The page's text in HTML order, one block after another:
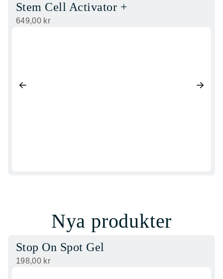
Stem Cell Activator +
649,00 kr
Nya produkter
Stop On Spot Gel
198,00 kr